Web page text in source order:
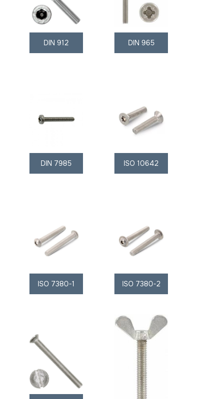
DIN 912 DIN 965
DIN 7985 ISO 10642
ISO 7380-1 ISO 7380-2